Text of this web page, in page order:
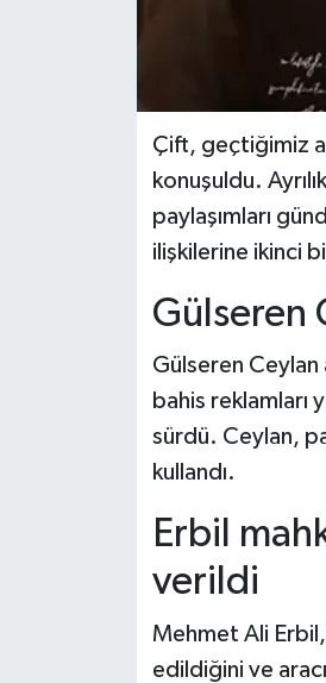
Çift, geçtiğimiz
konuşuldu.
paylaşımları
ilişkilerine ikinci
Gülseren
Gülseren Ceylan
bahis reklamları
sürdü. Ceylan,
kullandı.
Erbil
verildi
Mehmet Ali Erbil,
edildiğini ve